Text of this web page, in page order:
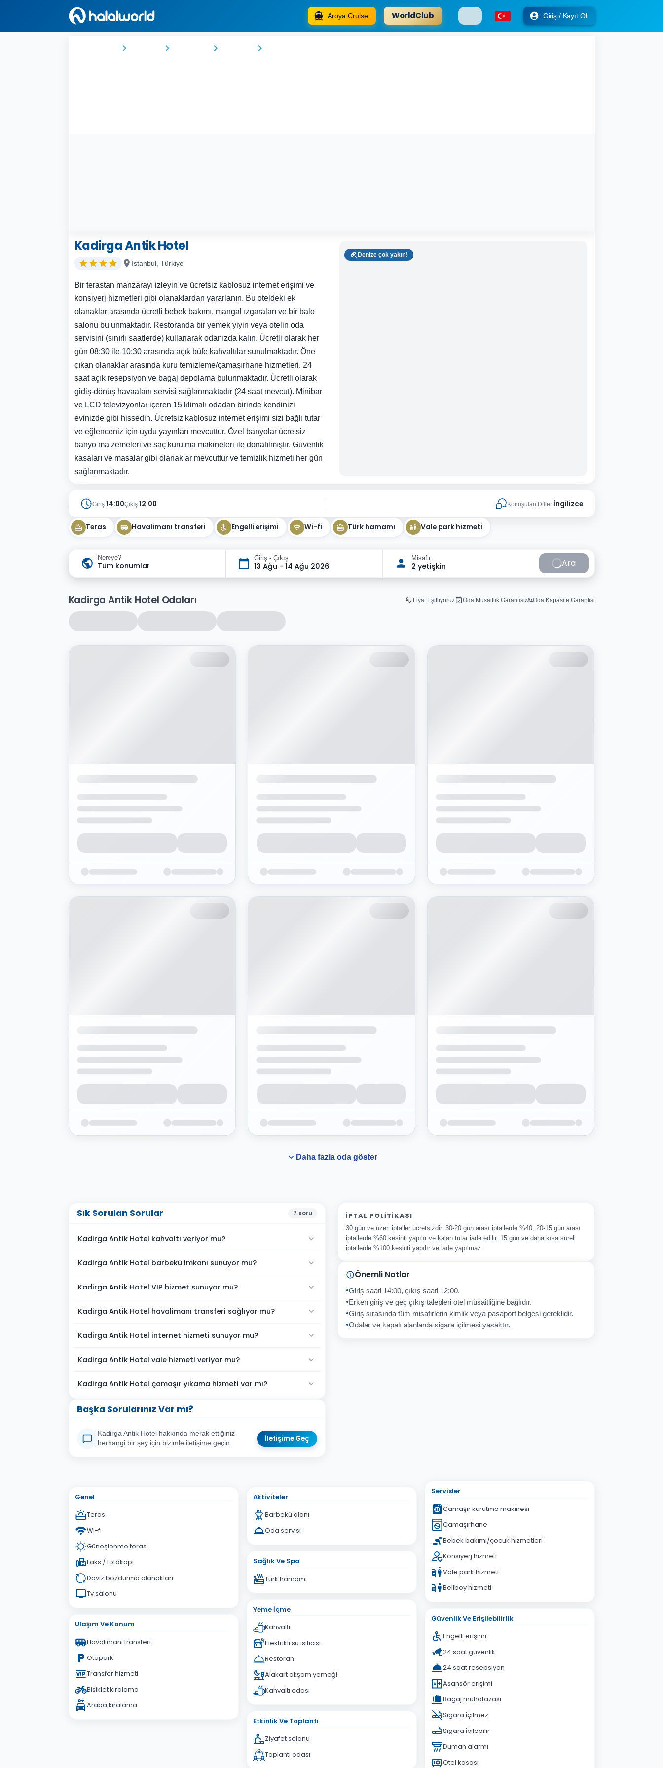
Aroya Cruise WorldClub Giriş / Kayıt Ol
Kadirga Antik Hotel
İstanbul, Türkiye
Bir terastan manzarayı izleyin ve ücretsiz kablosuz internet erişimi ve
konsiyerj hizmetleri gibi olanaklardan yararlanın. Bu oteldeki ek
olanaklar arasında ücretli bebek bakımı, mangal ızgaraları ve bir balo
salonu bulunmaktadır. Restoranda bir yemek yiyin veya otelin oda
servisini (sınırlı saatlerde) kullanarak odanızda kalın. Ücretli olarak her
gün 08:30 ile 10:30 arasında açık büfe kahvaltılar sunulmaktadır. Öne
çıkan olanaklar arasında kuru temizleme/çamaşırhane hizmetleri, 24
saat açık resepsiyon ve bagaj depolama bulunmaktadır. Ücretli olarak
gidiş-dönüş havaalanı servisi sağlanmaktadır (24 saat mevcut). Minibar
ve LCD televizyonlar içeren 15 klimalı odadan birinde kendinizi
evinizde gibi hissedin. Ücretsiz kablosuz internet erişimi sizi bağlı tutar
ve eğlenceniz için uydu yayınları mevcuttur. Özel banyolar ücretsiz
banyo malzemeleri ve saç kurutma makineleri ile donatılmıştır. Güvenlik
kasaları ve masalar gibi olanaklar mevcuttur ve temizlik hizmeti her gün
sağlanmaktadır.
Denize çok yakın!
Giriş:14:00Çıkış:12:00 Konuşulan Diller:İngilizce
Teras Havalimanı transferi Engelli erişimi Wi-fi Türk hamamı Vale park hizmeti
Nereye?
Tüm konumlar
Giriş - Çıkış
13 Ağu - 14 Ağu 2026
Misafir
2 yetişkin Ara
Kadirga Antik Hotel Odaları Fiyat Eşitliyoruz Oda Müsaitlik Garantisi Oda Kapasite Garantisi
Daha fazla oda göster
Sık Sorulan Sorular 7 soru
Kadirga Antik Hotel kahvaltı veriyor mu?
Kadirga Antik Hotel barbekü imkanı sunuyor mu?
Kadirga Antik Hotel VIP hizmet sunuyor mu?
Kadirga Antik Hotel havalimanı transferi sağlıyor mu?
Kadirga Antik Hotel internet hizmeti sunuyor mu?
Kadirga Antik Hotel vale hizmeti veriyor mu?
Kadirga Antik Hotel çamaşır yıkama hizmeti var mı?
Başka Sorularınız Var mı?
Kadirga Antik Hotel hakkında merak ettiğiniz
herhangi bir şey için bizimle iletişime geçin.
İletişime Geç
Sorunuz
İPTAL POLITIKASI
30 gün ve üzeri iptaller ücretsizdir. 30-20 gün arası iptallerde %40, 20-15 gün arası
iptallerde %60 kesinti yapılır ve kalan tutar iade edilir. 15 gün ve daha kısa süreli
iptallerde %100 kesinti yapılır ve iade yapılmaz.
Önemli Notlar
Giriş saati 14:00, çıkış saati 12:00.
Erken giriş ve geç çıkış talepleri otel müsaitliğine bağlıdır.
Giriş sırasında tüm misafirlerin kimlik veya pasaport belgesi gereklidir.
Odalar ve kapalı alanlarda sigara içilmesi yasaktır.
Genel
Teras
Wi-fi
Güneşlenme terası
Faks / fotokopi
Döviz bozdurma olanakları
Tv salonu
Ulaşım Ve Konum
Havalimanı transferi
Otopark
Transfer hizmeti
Bisiklet kiralama
Araba kiralama
Aktiviteler
Barbekü alanı
Oda servisi
Sağlık Ve Spa
Türk hamamı
Yeme İçme
Kahvaltı
Elektrikli su ısıtıcısı
Restoran
Alakart akşam yemeği
Kahvaltı odası
Etkinlik Ve Toplantı
Ziyafet salonu
Toplantı odası
Servisler
Çamaşır kurutma makinesi
Çamaşırhane
Bebek bakımı/çocuk hizmetleri
Konsiyerj hizmeti
Vale park hizmeti
Bellboy hizmeti
Güvenlik Ve Erişilebilirlik
Engelli erişimi
24 saat güvenlik
24 saat resepsiyon
Asansör erişimi
Bagaj muhafazası
Sigara i̇çilmez
Sigara i̇çilebilir
Duman alarmı
Otel kasası